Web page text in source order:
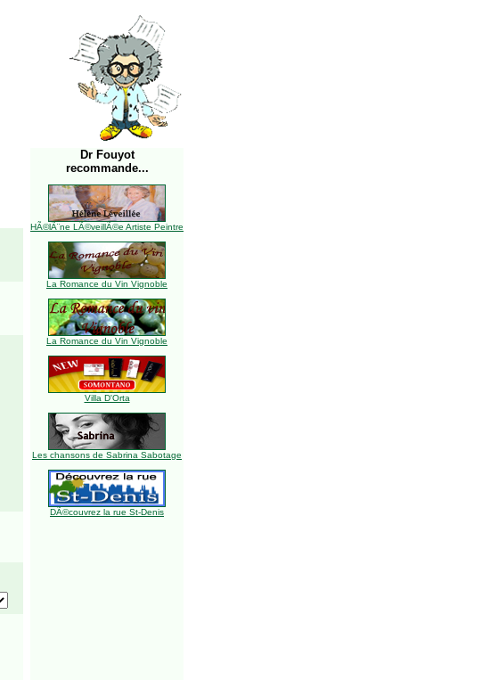
Dr Fouyot
recommande...
HÃ©lÃ¨ne LÃ©veillÃ©e Artiste Peintre
La Romance du Vin Vignoble
La Romance du Vin Vignoble
Villa D'Orta
Les chansons de Sabrina Sabotage
DÃ©couvrez la rue St-Denis